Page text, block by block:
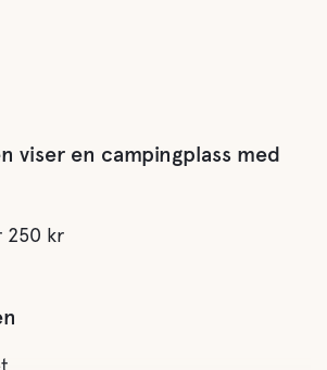
viser en campingplass med
250 kr